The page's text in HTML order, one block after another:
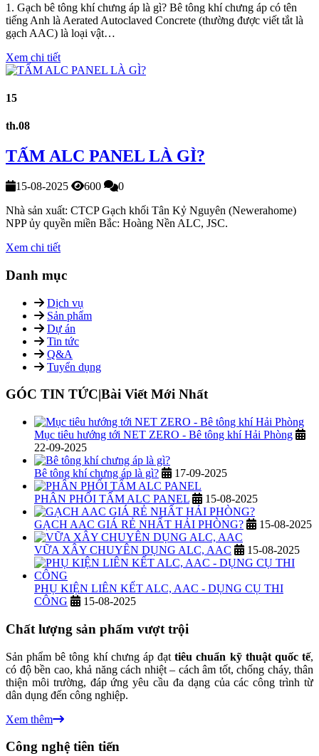
1. Gạch bê tông khí chưng áp là gì? Bê tông khí chưng áp có tên
tiếng Anh là Aerated Autoclaved Concrete (thường được viết tắt là
gạch AAC) là loại vật…
Xem chi tiết
15
th.08
TẤM ALC PANEL LÀ GÌ?
15-08-2025 600
0
Nhà sản xuất: CTCP Gạch khối Tân Kỷ Nguyên (Newerahome)
NPP ủy quyền miền Bắc: Hoàng Nền ALC, JSC.
Xem chi tiết
Danh mục
Dịch vụ
Sản phẩm
Dự án
Tin tức
Q&A
Tuyển dụng
GÓC TIN TỨC|Bài Viết Mới Nhất
Mục tiêu hướng tới NET ZERO - Bê tông khí Hải Phòng
22-09-2025
Bê tông khí chưng áp là gì? 17-09-2025
PHÂN PHỐI TẤM ALC PANEL 15-08-2025
GẠCH AAC GIÁ RẺ NHẤT HẢI PHÒNG? 15-08-2025
VỮA XÂY CHUYÊN DỤNG ALC, AAC 15-08-2025
PHỤ KIỆN LIÊN KẾT ALC, AAC - DỤNG CỤ THI
CÔNG
15-08-2025
Chất lượng sản phẩm vượt trội
Sản phẩm bê tông khí chưng áp đạttiêu chuẩn kỹ thuật quốc tế,
có độ bền cao, khả năng cách nhiệt – cách âm tốt, chống cháy, thân
thiện môi trường, đáp ứng yêu cầu đa dạng của các công trình từ
dân dụng đến công nghiệp.
Xem thêm
Công nghệ tiên tiến